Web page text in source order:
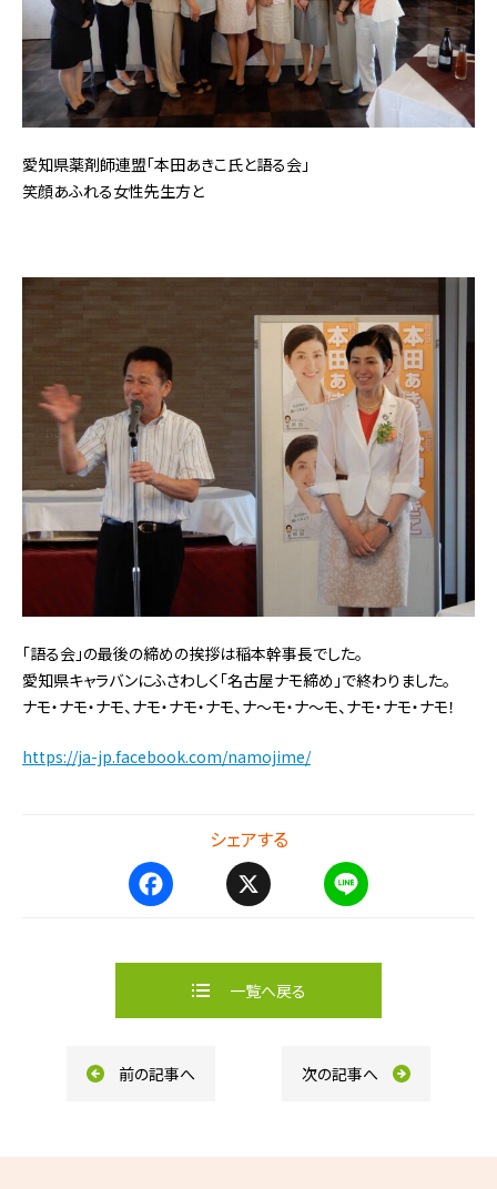
愛知県薬剤師連盟「本田あきこ氏と語る会」
笑顔あふれる女性先生方と
「語る会」の最後の締めの挨拶は稲本幹事長でした。
愛知県キャラバンにふさわしく「名古屋ナモ締め」で終わりました。
ナモ・ナモ・ナモ、ナモ・ナモ・ナモ、ナ～モ・ナ～モ、 ナモ・ナモ・ナモ！
https://ja-jp.facebook.com/namojime/
シェアする
e
o
e
一覧へ戻る
前の記事へ 次の記事へ